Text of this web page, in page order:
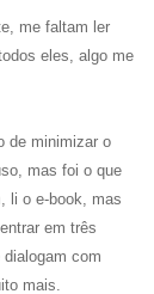
me faltam ler
todos eles, algo me
de minimizar o
mas foi o que
li o e-book, mas
em três
com
mais.